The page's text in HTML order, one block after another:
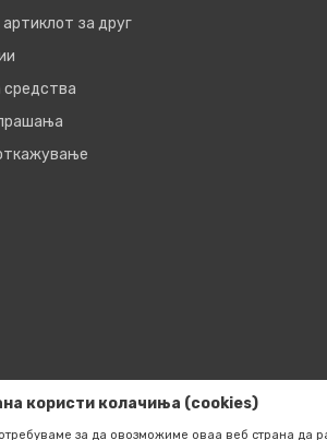
за друг
средства
користи колачиња (cookies)
за да овозможиме оваа веб страна да